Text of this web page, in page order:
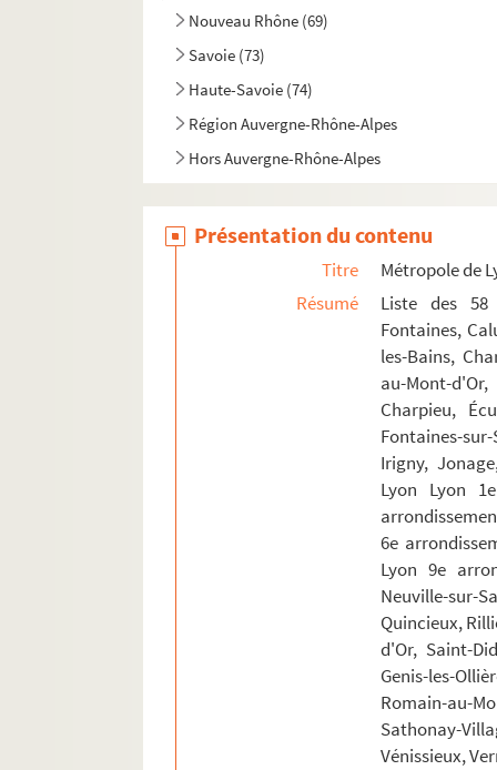
Nouveau Rhône (69)
Savoie (73)
Haute-Savoie (74)
Région Auvergne-Rhône-Alpes
Hors Auvergne-Rhône-Alpes
Présentation du contenu
Titre
Métropole de
Résumé
Liste des 58
Fontaines,
les-Bains,
au-Mont-
Charpieu,
Fontaines-
Irigny,
Lyon Lyon
6e
Lyon 9e
Neuville-sur-
Quincieux,
d'Or, Saint-
Genis-les-
Romain-au-
Sathonay-
Vénissieux,